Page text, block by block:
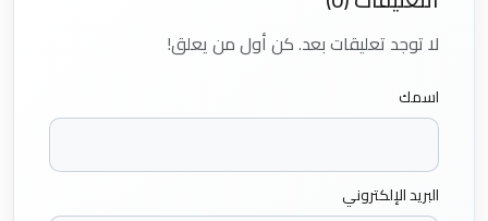
لا توجد تعليقات بعد. كن أول من يعلق!
اسمك
البريد الإلكتروني